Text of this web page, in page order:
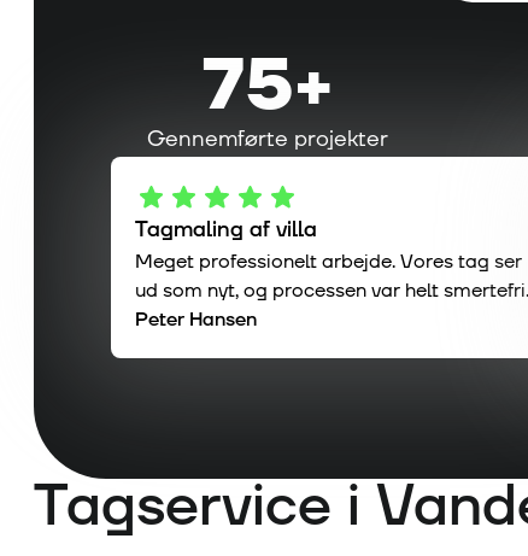
75+
Gennemførte projekter
Tagmaling af villa
Meget professionelt arbejde. Vores tag ser
ud som nyt, og processen var helt smertefri.
Peter Hansen
Tagservice i